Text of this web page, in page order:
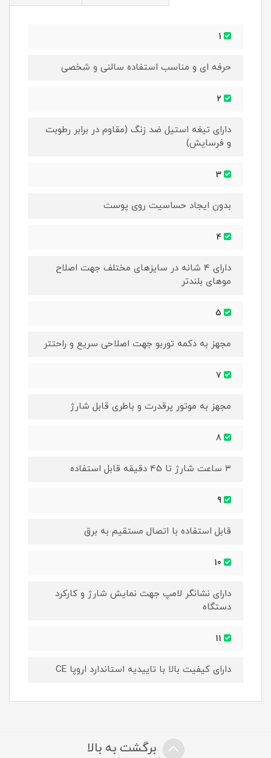
حرفه ای و مناسب استفاده سالنی و شخصی
دارای تیغه استیل ضد زنگ (مقاوم در برابر رطوبت
و فرسایش)
بدون ایجاد حساسیت روی پوست
دارای ۴ شانه در سایزهای مختلف جهت اصلاح
موهای بلندتر
مجهز به دکمه توربو جهت اصلاحی سریع و راحتتر
مجهز به موتور پرقدرت و باطری قابل شارژ
۳ ساعت شارژ تا 45 دقیقه قابل استفاده
قابل استفاده با اتصال مستقیم به برق
دارای نشانگر لامپ جهت نمایش شارژ و کارکرد
دستگاه
دارای کیفیت بالا با تاییدیه استاندارد اروپا CE
برگشت به بالا